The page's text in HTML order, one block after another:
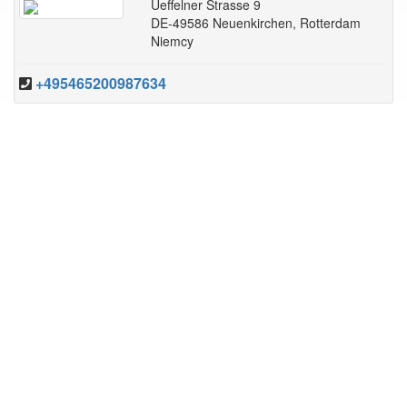
Ueffelner Strasse 9
DE-49586 Neuenkirchen, Rotterdam
Niemcy
+495465200987634